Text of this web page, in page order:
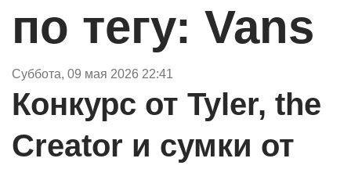
по тегу: Vans
Суббота, 09 мая 2026 22:41
Конкурс от Tyler, the
Creator и сумки от